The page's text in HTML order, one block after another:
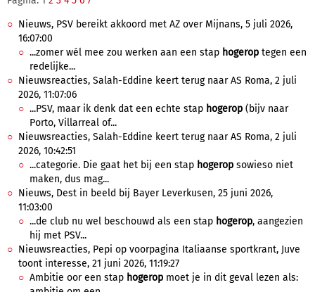
Nieuws, PSV bereikt akkoord met AZ over Mijnans, 5 juli 2026,
16:07:00
...zomer wél mee zou werken aan een stap hogerop tegen een
redelijke...
Nieuwsreacties, Salah-Eddine keert terug naar AS Roma, 2 juli
2026, 11:07:06
...PSV, maar ik denk dat een echte stap hogerop (bijv naar
Porto, Villarreal of...
Nieuwsreacties, Salah-Eddine keert terug naar AS Roma, 2 juli
2026, 10:42:51
...categorie. Die gaat het bij een stap hogerop sowieso niet
maken, dus mag...
Nieuws, Dest in beeld bij Bayer Leverkusen, 25 juni 2026,
11:03:00
...de club nu wel beschouwd als een stap hogerop, aangezien
hij met PSV...
Nieuwsreacties, Pepi op voorpagina Italiaanse sportkrant, Juve
toont interesse, 21 juni 2026, 11:19:27
Ambitie oor een stap hogerop moet je in dit geval lezen als: